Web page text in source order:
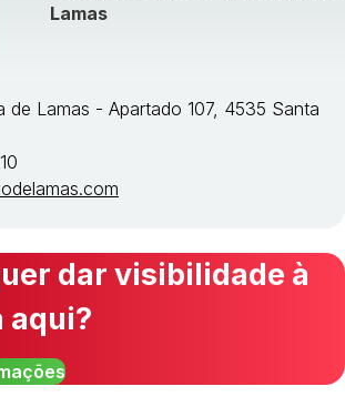
Lamas
de Lamas - Apartado 107, 4535 Santa
dar visibilidade à
aqui?